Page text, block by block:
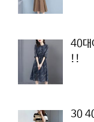
40대
!!
30